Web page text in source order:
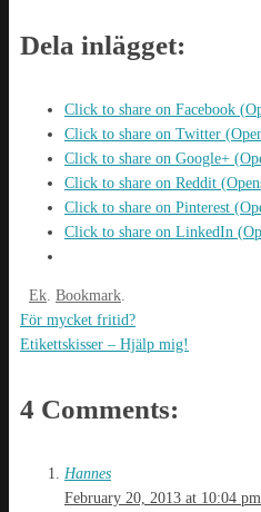
Dela inlägget:
Click to share on Facebook
Click to share on Twitter
Click to share on Google+
Click to share on Reddit
Click to share on Pinterest
Click to share on LinkedIn
Ek. Bookmark.
För mycket fritid?
Etikettskisser – Hjälp mig!
4 Comments:
Hannes
February 20, 2013 at 10:04 pm